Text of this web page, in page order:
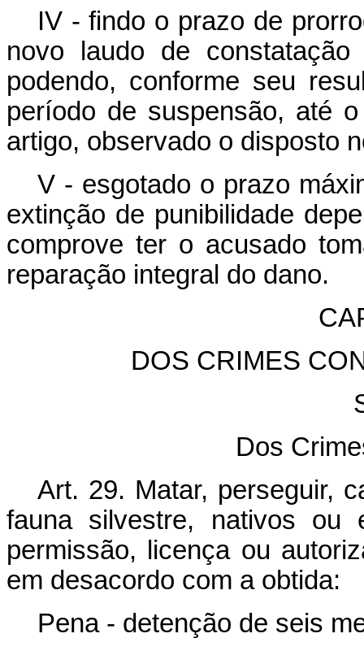
IV - findo o prazo de
novo laudo de
podendo, conforme seu
período de suspensão, até
artigo, observado o disposto
V - esgotado o prazo
extinção de punibilidade
comprove ter o acusado
reparação integral do dano.
DOS CRIMES
Dos
Art. 29. Matar, perseguir,
fauna silvestre, nativos ou
permissão, licença ou
em desacordo com a obtida:
Pena - detenção de seis